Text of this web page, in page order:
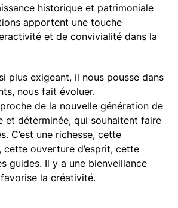
historique et patrimoniale
apportent une touche
et de convivialité dans la
plus exigeant, il nous pousse dans
nous fait évoluer.
de la nouvelle génération de
et déterminée, qui souhaitent faire
C’est une richesse, cette
ouverture d’esprit, cette
guides. Il y a une bienveillance
favorise la créativité.